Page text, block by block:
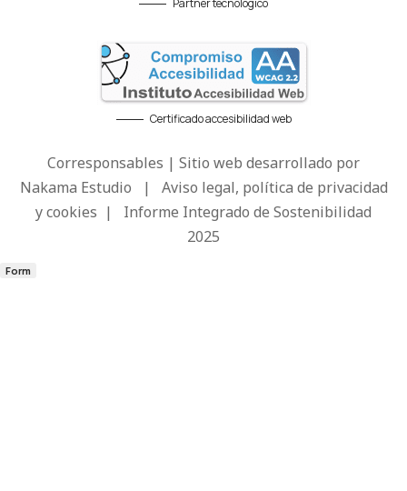
Certificado accesibilidad web
Corresponsables | Sitio web desarrollado por
Nakama Estudio | Aviso legal, política de privacidad
y cookies | Informe Integrado de Sostenibilidad
2025
Form